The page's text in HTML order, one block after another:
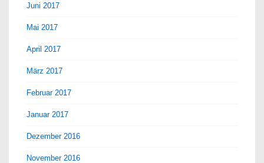
Juni 2017
Mai 2017
April 2017
März 2017
Februar 2017
Januar 2017
Dezember 2016
November 2016